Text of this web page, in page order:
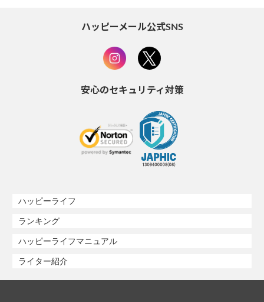
ハッピーメール公式SNS
安心のセキュリティ対策
ハッピーライフ
ランキング
ハッピーライフマニュアル
ライター紹介